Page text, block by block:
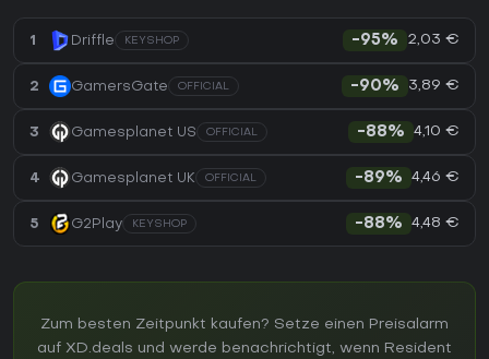
1 Driffle KEYSHOP -95% 2,03 €
2 GamersGate OFFICIAL -90% 3,89 €
3 Gamesplanet US OFFICIAL -88% 4,10 €
4 Gamesplanet UK OFFICIAL -89% 4,46 €
5 G2Play KEYSHOP -88% 4,48 €
Zum besten Zeitpunkt kaufen? Setze einen Preisalarm
auf XD.deals und werde benachrichtigt, wenn Resident